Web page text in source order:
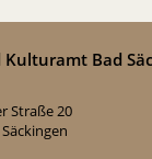
Bad
Straße 20